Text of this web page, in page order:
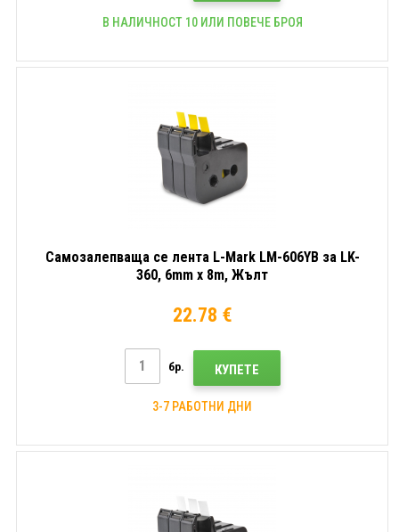
В НАЛИЧНОСТ 10 ИЛИ ПОВЕЧЕ БРОЯ
Самозалепваща се лента L-Mark LM-606YB за LK-
360, 6mm x 8m, Жълт
22.78 €
бр. КУПЕТЕ
3-7 РАБОТНИ ДНИ